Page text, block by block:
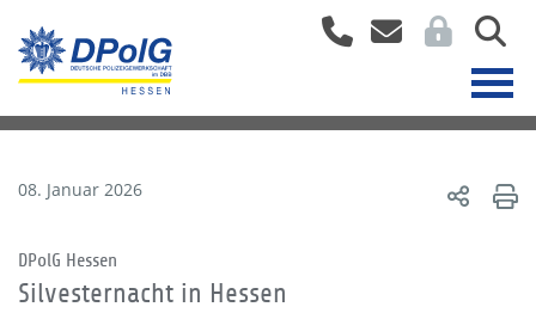
08. Januar 2026
DPolG Hessen
Silvesternacht in Hessen